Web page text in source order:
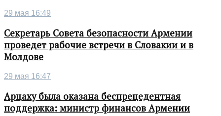
29 мая 16:49
Секретарь Совета безопасности Армении
проведет рабочие встречи в Словакии и в
Молдове
29 мая 16:47
Арцаху была оказана беспрецедентная
поддержка: министр финансов Армении